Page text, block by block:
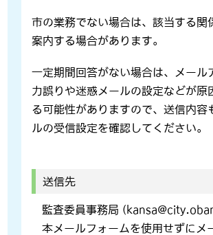
市の業務でない場合は、該当する関
案内する場合があります。
一定期間回答がない場合は、メール
力誤りや迷惑メールの設定などが原
る可能性がありますので、送信内容
ルの受信設定を確認してください。
送信先
監査委員事務局
本メールフォームを使用せずにメ